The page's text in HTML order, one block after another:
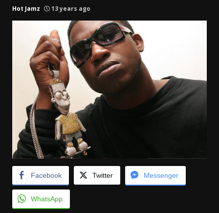
Hot Jamz 13 years ago
Facebook Twitter Messenger
WhatsApp